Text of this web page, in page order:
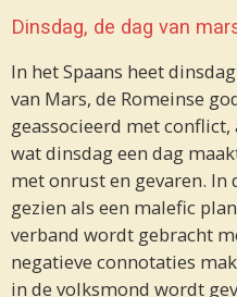
Dinsdag, de dag van
In het Spaans heet
van Mars, de Romeinse
geassocieerd met
wat dinsdag een dag
met onrust en gevaren.
gezien als een malefic
verband wordt gebracht
negatieve connotaties
in de volksmond wordt